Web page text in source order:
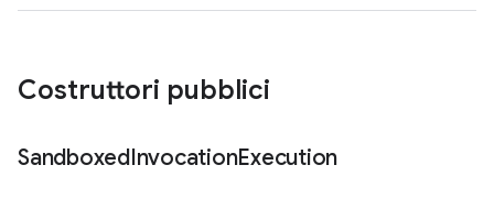
Costruttori pubblici
SandboxedInvocationExecution